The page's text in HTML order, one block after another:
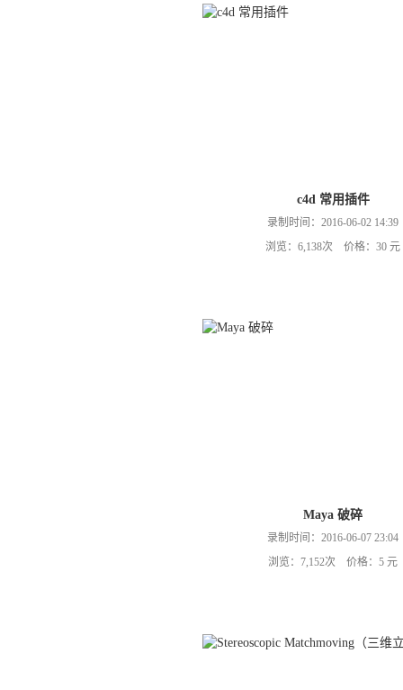
c4d 常用插件
录制时间：2016-06-02 14:39
浏览：6,138次 价格：30 元
Maya 破碎
录制时间：2016-06-07 23:04
浏览：7,152次 价格：5 元